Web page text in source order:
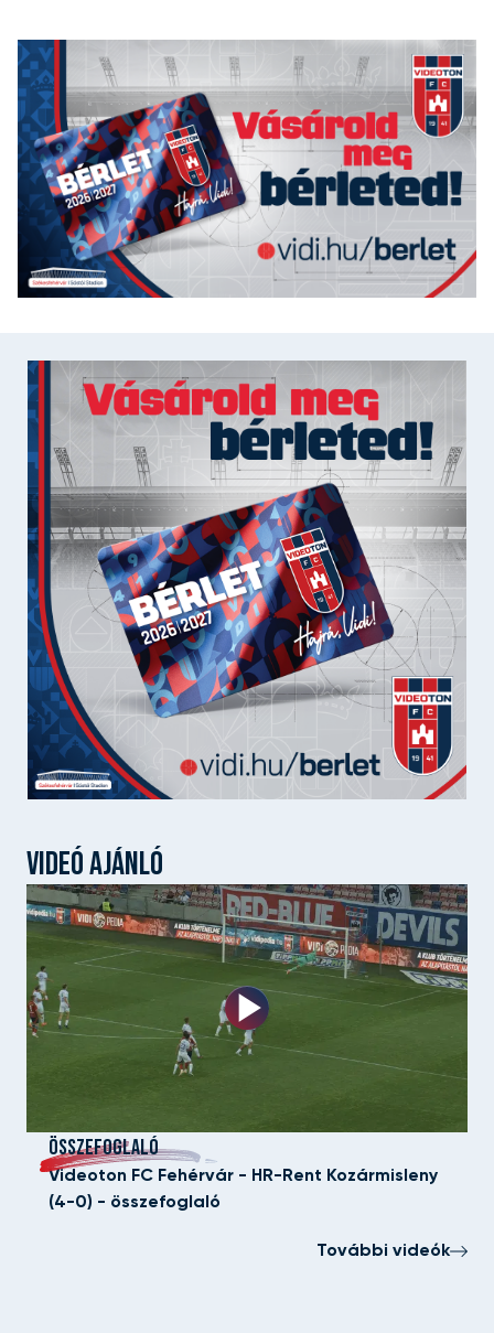
VIDEÓ AJÁNLÓ
ÖSSZEFOGLALÓ
Videoton FC Fehérvár - HR-Rent Kozármisleny
(4-0) - összefoglaló
További videók